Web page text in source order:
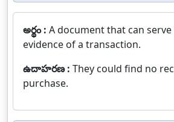
అర్థం : A document that can serve
evidence of a transaction.
ఉదాహరణ : They could find no
purchase.